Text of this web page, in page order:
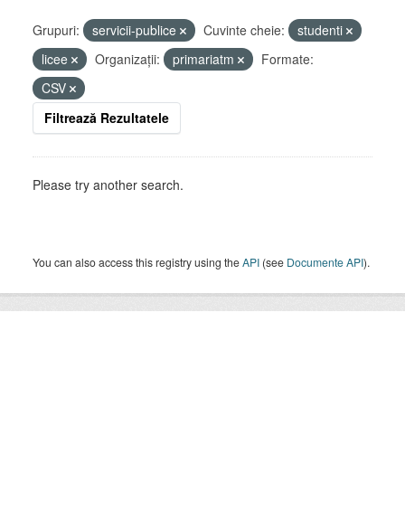
Grupuri: servicii-publice Cuvinte cheie:
studenti
licee
Organizații: primariatm
Formate:
CSV
Filtrează Rezultatele
Please try another search.
You can also access this registry using theAPI (see Documente API).